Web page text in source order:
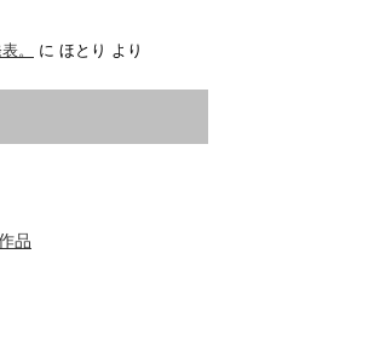
。
に ほとり より
品